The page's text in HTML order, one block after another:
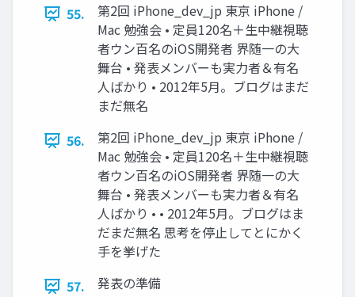
55.
第2回 iPhone_dev_jp 東京 iPhone /
Mac 勉強会 • 定員120名＋生中継視聴
者ウン百名のiOS開発者 界随一の大
舞台 • 発表メンバーも実力者＆有名
人ばかり • 2012年5月。ブログはまだ
まだ無名
56.
第2回 iPhone_dev_jp 東京 iPhone /
Mac 勉強会 • 定員120名＋生中継視聴
者ウン百名のiOS開発者 界随一の大
舞台 • 発表メンバーも実力者＆有名
人ばかり • • 2012年5月。ブログはま
だまだ無名 思考を停止してとにかく
手を挙げた
57.
発表の準備